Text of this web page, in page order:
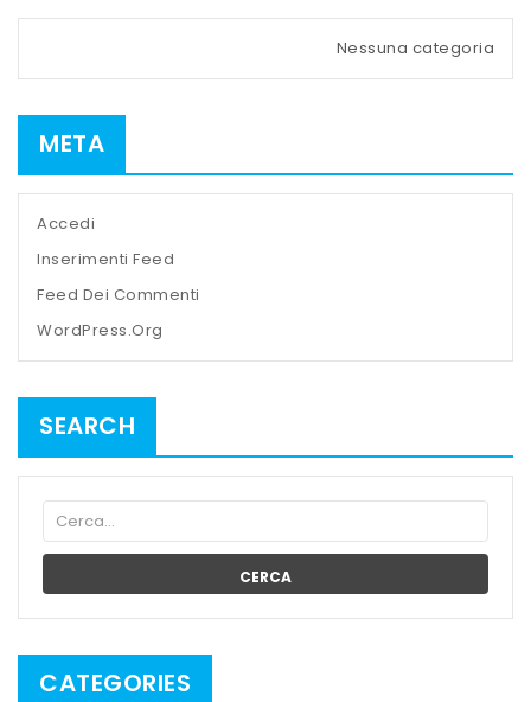
Nessuna categoria
META
Accedi
Inserimenti Feed
Feed Dei Commenti
WordPress.org
SEARCH
CERCA
CATEGORIES